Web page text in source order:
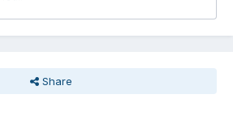
Share